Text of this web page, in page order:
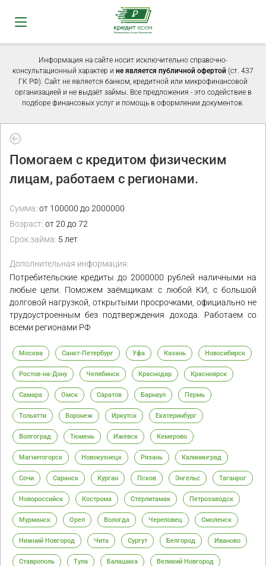
Информация на сайте носит исключительно справочно-
консультационный характер и не является публичной офертой (ст. 437
ГК РФ). Сайт не является банком, кредитной или микрофинансовой
организацией и не выдаёт займы. Все предложения - это содействие в
подборе финансовых услуг и помощь в оформлении документов.
Помогаем с кредитом физическим
лицам, работаем с регионами.
Сумма: от 100000 до 2000000
Возраст: от 20 до 72
Срок займа: 5 лет
Дополнительная информация:
Потребительские кредиты до 2000000 рублей наличными на
любые цели. Поможем заёмщикам: с любой КИ, с большой
долговой нагрузкой, открытыми просрочками, официально не
трудоустроенным без подтверждения дохода. Работаем со
всеми регионами РФ
Москва Санкт-Петербург Уфа Казань Новосибирск
Ростов-на-Дону Челябинск Краснодар Красноярск
Самара Омск Саратов Барнаул Пермь
Тольятти Воронеж Иркутск Екатеринбург
Волгоград Тюмень Ижевск Кемерово
Магнитогорск Новокузнецк Рязань Калининград
Сочи Саранск Курган Псков Энгельс Таганрог
Новороссийск Кострома Стерлитамак Петрозаводск
Мурманск Орел Вологда Череповец Смоленск
Нижний Новгород Чита Сургут Белгород Иваново
Ставрополь Тула Балашиха Великий Новгород